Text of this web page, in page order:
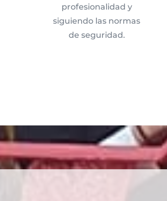
profesionalidad y
siguiendo las normas
de seguridad.